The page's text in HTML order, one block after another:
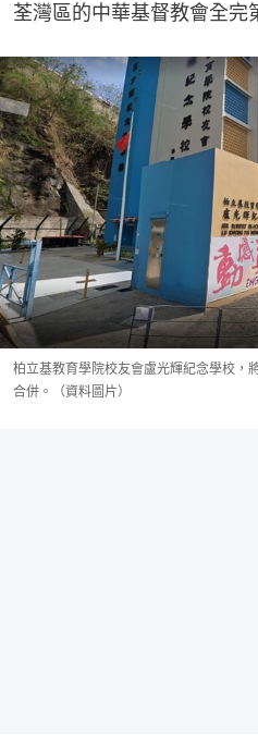
荃灣區的中華基督教會全完
柏立基教育學院校友會盧光輝紀念學校，
合併。（資料圖片）